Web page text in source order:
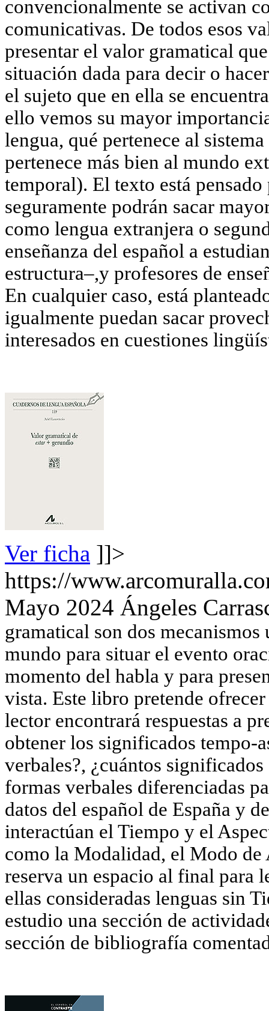
convencionalmente se activan
comunicativas. De todos esos
presentar el valor gramatical
situación dada para decir o
el sujeto que en ella se
ello vemos su mayor
lengua, qué pertenece al sistema
pertenece más bien al mundo
temporal). El texto está
seguramente podrán sacar
como lengua extranjera o
enseñanza del español a
estructura–,y profesores de
En cualquier caso, está
igualmente puedan sacar
interesados en cuestiones
Ver ficha ]]>
https://
Mayo 2024 Ángeles
gramatical son dos
mundo para situar el evento
momento del habla y para
vista. Este libro pretende
lector encontrará respuestas a
obtener los significados tempo-
verbales?, ¿cuántos
formas verbales diferenciadas
datos del español de España y
interactúan el Tiempo y el
como la Modalidad, el Modo
reserva un espacio al final para
ellas consideradas lenguas sin
estudio una sección de
sección de bibliografía